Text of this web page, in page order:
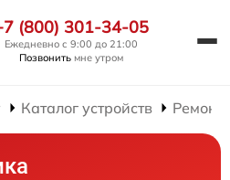
(800) 301-34-05
Ежедневно с 9:00 до 21:00
Позвонить мне утром
Каталог устройств Ремонт